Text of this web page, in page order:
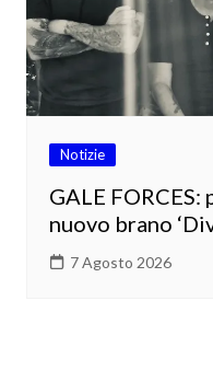
Notizie
GALE
nuovo brano
7 Agosto 2026